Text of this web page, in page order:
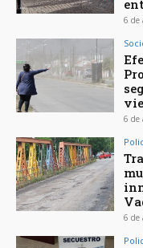
6 de
6 de
6 de